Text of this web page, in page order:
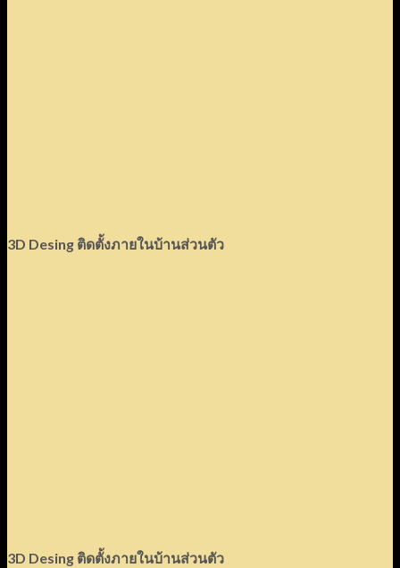
3D Desing ติดตั้งภายในบ้านส่วนตัว
3D Desing ติดตั้งภายในบ้านส่วนตัว